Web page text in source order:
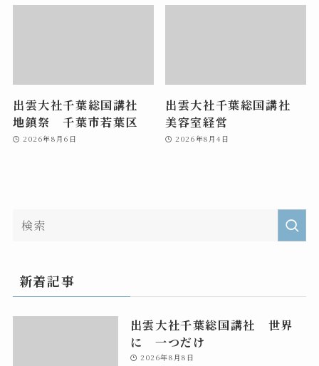
出雲大社千葉総国講社
地鎮祭 千葉市若葉区
2026年8月6日
出雲大社千葉総国講社
美容室経営
2026年8月4日
新着記事
出雲大社千葉総国講社 世界
に 一つだけ
2026年8月8日